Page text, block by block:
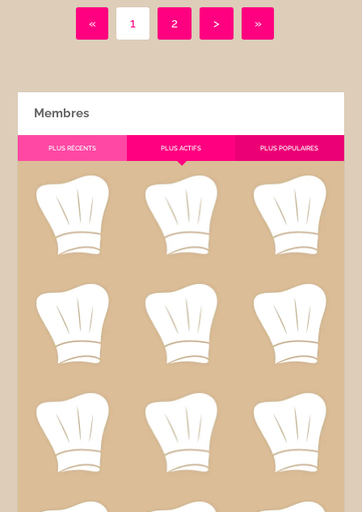
« 1 2 > »
Membres
PLUS RÉCENTS PLUS ACTIFS PLUS POPULAIRES